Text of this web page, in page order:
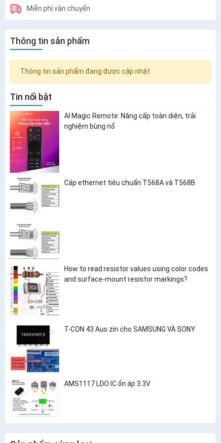
Miễn phí vận chuyển
Thông tin sản phẩm
Thông tin sản phẩm đang được cập nhật
Tin nổi bật
AI Magic Remote: Nâng cấp toàn diện, trải
nghiệm bùng nổ
Cáp ethernet tiêu chuẩn T568A và T568B
How to read resistor values using color codes
and surface-mount resistor markings?
T-CON 43 Auo zin cho SAMSUNG VÀ SONY
AMS1117 LDO IC ổn áp 3.3V